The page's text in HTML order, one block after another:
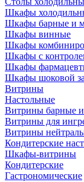
Шкафы
Шкафы барные и
Шкафы винные
Шкафы
Шкафы с
Шкафы
Шкафы шоковой
Витрины
Настольные
Витрины барные
Витрины для
Витрины
Кондитерские
Шкафы-витрины
Кондитерские
Гастрономические